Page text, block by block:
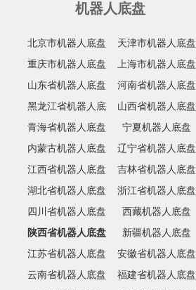
机器人底盘
北京市机器人底盘
天津市机器人底盘
重庆市机器人底盘
上海市机器人底盘
山东省机器人底盘
河南省机器人底盘
黑龙江省机器人底
盘
山西省机器人底盘
青海省机器人底盘
宁夏机器人底盘
内蒙古机器人底盘
辽宁省机器人底盘
江西省机器人底盘
吉林省机器人底盘
湖北省机器人底盘
浙江省机器人底盘
四川省机器人底盘
西藏机器人底盘
陕西省机器人底盘
新疆机器人底盘
江苏省机器人底盘
安徽省机器人底盘
云南省机器人底盘
福建省机器人底盘